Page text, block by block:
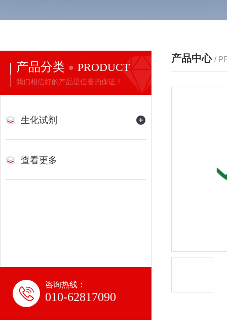
产品分类 PRODUCT
我们相信好的产品是信誉的保证！
生化试剂
查看更多
咨询热线：
010-62817090
产品中心 /